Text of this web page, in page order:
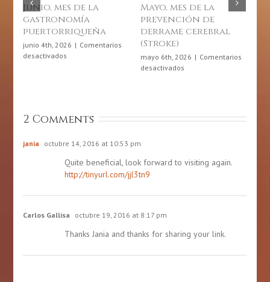
Mayo, mes de la
prevención de
derrame cerebral
(Stroke)
mayo 6th, 2026
prevención
derrame
(Stroke)
Día de la Actividad
Física en Puerto
Rico: 6 de abril de
2026
abril 6th, 2026 | Comentarios
desactivados
Física
6
de
2 Comments
jania octubre 14, 2016 at 10:53 pm
Quite beneficial, look forward to visiting again.
http://tinyurl.com/jjl3tn9
Carlos Gallisa octubre 19, 2016 at 8:17 pm
Thanks Jania and thanks for sharing your link.